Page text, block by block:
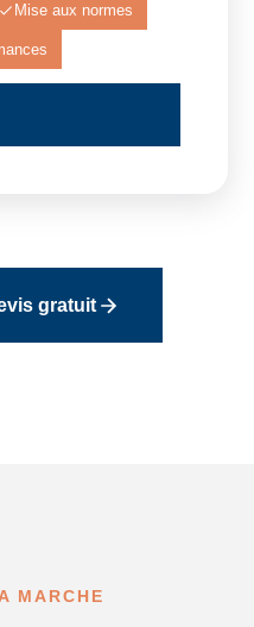
Mise aux normes
gratuit
MARCHE